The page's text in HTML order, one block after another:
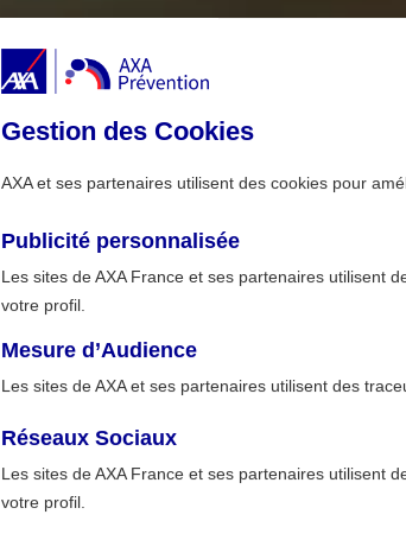
Accueil
Gestion des Cookies
AXA et ses partenaires utilisent des cookies pour
Publicité personnalisée
Les sites de AXA France et ses partenaires utilisent
votre profil.
Mesure d’Audience
Les sites de AXA et ses partenaires utilisent des
Réseaux Sociaux
Les sites de AXA France et ses partenaires utilisent
votre profil.